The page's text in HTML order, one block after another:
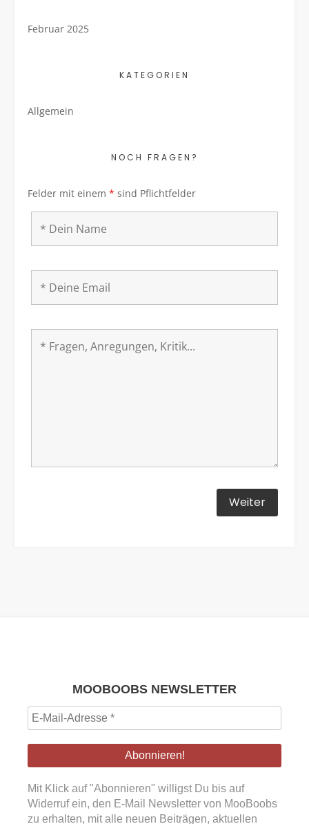
Februar 2025
KATEGORIEN
Allgemein
NOCH FRAGEN?
Felder mit einem * sind Pflichtfelder
MOOBOOBS NEWSLETTER
E-
Mail-
Adresse
Mit Klick auf "Abonnieren" willigst Du bis auf
Widerruf ein, den E-Mail Newsletter von MooBoobs
zu erhalten, mit alle neuen Beiträgen, aktuellen